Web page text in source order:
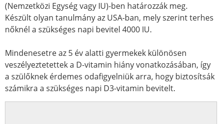
(Nemzetközi Egység vagy IU)-ben határozzák meg.
Készült olyan tanulmány az USA-ban, mely szerint terhes
nőknél a szükséges napi bevitel 4000 IU.
Mindenesetre az 5 év alatti gyermekek különösen
veszélyeztetettek a D-vitamin hiány vonatkozásában, így
a szülőknek érdemes odafigyelniük arra, hogy biztosítsák
számikra a szükséges napi D3-vitamin bevitelt.